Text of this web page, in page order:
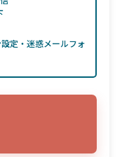
定・迷惑メールフォ